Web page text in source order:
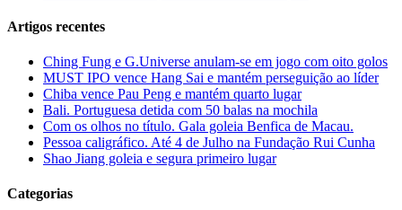
Artigos recentes
Ching Fung e G.Universe anulam-se em jogo com oito golos
MUST IPO vence Hang Sai e mantém perseguição ao líder
Chiba vence Pau Peng e mantém quarto lugar
Bali. Portuguesa detida com 50 balas na mochila
Com os olhos no título. Gala goleia Benfica de Macau.
Pessoa caligráfico. Até 4 de Julho na Fundação Rui Cunha
Shao Jiang goleia e segura primeiro lugar
Categorias